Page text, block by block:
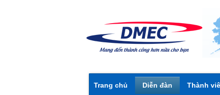
Trang chủ Diễn đàn Thành